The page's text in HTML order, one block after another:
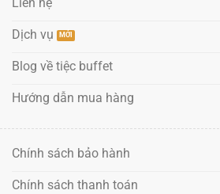
Liên hệ
Dịch vụ
Blog về tiệc buffet
Hướng dẫn mua hàng
Chính sách bảo hành
Chính sách thanh toán